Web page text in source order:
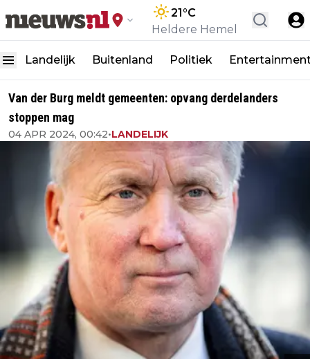
21°C
Heldere Hemel
Landelijk Buitenland Politiek
Van der Burg meldt gemeenten: opvang derdelanders
stoppen mag
04 APR 2024, 00:42•LANDELIJK